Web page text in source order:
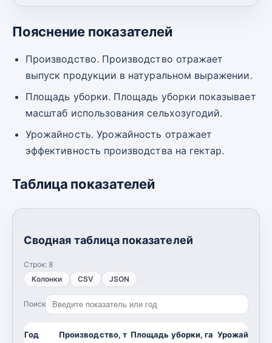
Пояснение показателей
Производство. Производство отражает
выпуск продукции в натуральном выражении.
Площадь уборки. Площадь уборки показывает
масштаб использования сельхозугодий.
Урожайность. Урожайность отражает
эффективность производства на гектар.
Таблица показателей
Сводная таблица показателей
Строк: 8
Колонки
CSV JSON
Поиск
Год Производство, т Площадь уборки, га